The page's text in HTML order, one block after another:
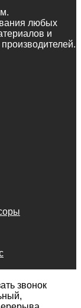
любых
и
звонок